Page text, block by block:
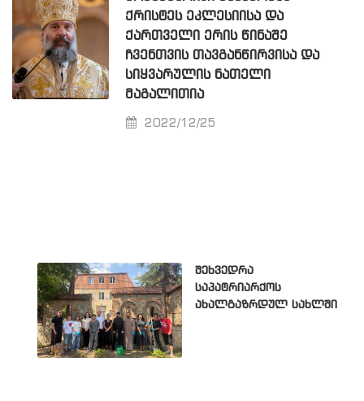
ᲥᲠᲘᲡᲢᲔᲡ ᲔᲙᲚᲔᲡᲘᲘᲡᲐ ᲓᲐ
ᲥᲐᲠᲗᲕᲔᲚᲘ ᲔᲠᲘᲡ ᲬᲘᲜᲐᲨᲔ
ᲩᲕᲔᲜᲗᲕᲘᲡ ᲗᲐᲕᲒᲐᲜᲬᲘᲠᲕᲘᲡᲐ ᲓᲐ
ᲡᲘᲧᲕᲐᲠᲣᲚᲘᲡ ᲜᲐᲗᲔᲚᲘ
ᲛᲐᲒᲐᲚᲘᲗᲘᲐ
2022/12/25
შეხვედრა
საპატრიარქოს
ახალგაზრდულ სახლში